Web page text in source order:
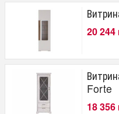
20 244
Forte
18 356